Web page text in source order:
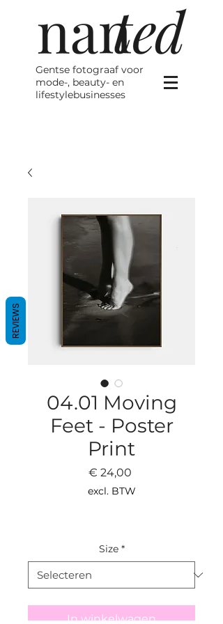
Gentse fotograaf voor
mode-, beauty- en
lifestylebusinesses
04.01 Moving
Feet - Poster
Print
€ 24,00Prijs
excl. BTW
Size *
In winkelwagen
REVIEWS